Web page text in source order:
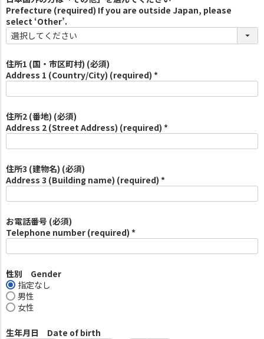
Prefecture (required) If you are outside Japan, please
select ‘Other’.
住所1 (国・市区町村) (必須)
Address 1 (Country/City) (required) *
住所2 (番地) (必須)
Address 2 (Street Address) (required) *
住所3 (建物名) (必須)
Address 3 (Building name) (required) *
お電話番号 (必須)
Telephone number (required) *
性別 Gender
指定なし
男性
女性
生年月日 Date of birth